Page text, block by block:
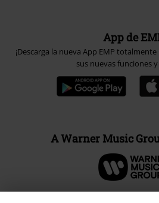
App de
¡Descarga la nueva App EMP
sus nuevas funciones
A Warner Music